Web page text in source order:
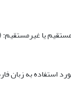
یا غیرمستقیم:
استفاده به زبان